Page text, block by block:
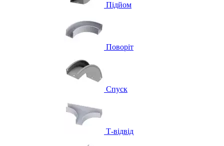
Підйом
Поворіт
Спуск
Т-відвід